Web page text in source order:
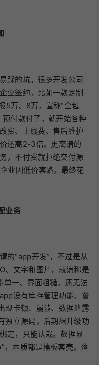
踩的坑。很多开发公司
业签约，比如一款定制
5万、8万，宣称“全包
付款付了，就开始各种
费、上线费、售后维护
还高2-3倍。更离谱的
，不付费就拒绝交付源
业因低价套路，最终花
业务
的“app开发”，不过是从
、文字和图片，就谎称是
单一、界面粗糙，还无法
没有库存管理功能、餐
现卡顿、崩溃、数据泄露
独立源码，后期想升级功
定，只能认栽。数据显
，本质都是模板套壳，落